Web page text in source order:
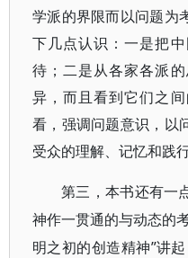
学派的界限而以问题为
下几点认识：一是把
待；二是从各家各派
异，而且看到它们之
看，强调问题意识，以
受众的理解、记忆和践行
第三，本书还有一
神作一贯通的与动态的
明之初的创造精神”讲